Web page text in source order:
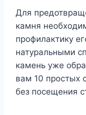
Для
камня
профилактику
натуральными
камень уже
вам 10 простых
без посещения